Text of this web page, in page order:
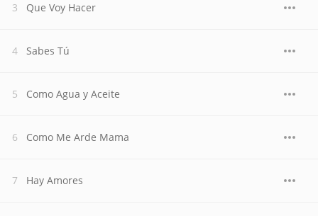
Que Voy Hacer
Sabes Tú
Como Agua y Aceite
Como Me Arde Mama
Hay Amores